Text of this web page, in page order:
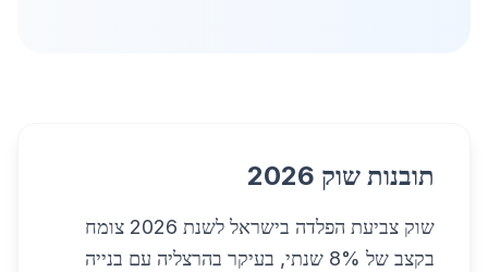
תובנות שוק 2026
שוק צביעת הפלדה בישראל לשנת 2026 צומח
בקצב של 8% שנתי, בעיקר בהרצליה עם בנייה